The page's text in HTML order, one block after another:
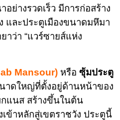
ย่างรวดเร็ว มีการก่อสร้าง
และประตูเมืองขนาดมหึมา
าว่า “แวร์ซายส์แห่ง
Mansour) หรือ ซุ้มประตู
าดใหญ่ที่ตั้งอยู่ด้านหน้าของ
กแนส สร้างขึ้นในต้น
ข้าหลักสู่เขตราชวัง ประตูนี้